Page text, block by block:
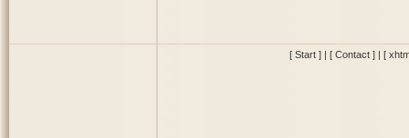
[ Start ] | [ Contact ] | [